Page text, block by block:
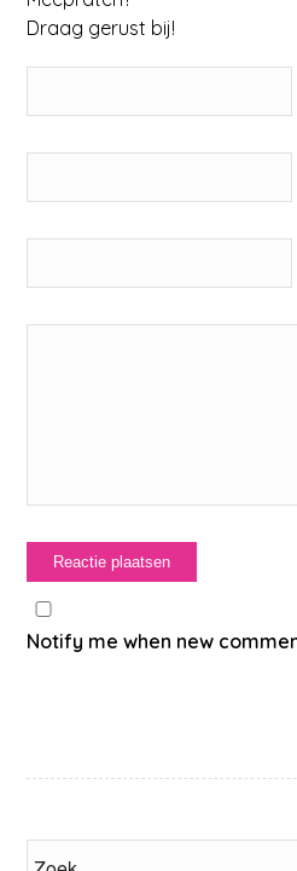
Draag gerust bij!
Notify me when new